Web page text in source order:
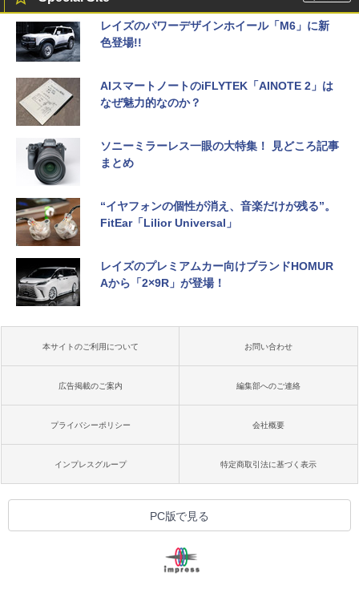
レイズのパワーデザインホイール「M6」に新
色登場!!
AIスマートノートのiFLYTEK「AINOTE 2」は
なぜ魅力的なのか？
ソニーミラーレス一眼の大特集！ 見どころ記事
まとめ
“イヤフォンの個性が消え、音楽だけが残る”。
FitEar「Lilior Universal」
レイズのプレミアムカー向けブランドHOMUR
Aから「2×9R」が登場！
本サイトのご利用について お問い合わせ
広告掲載のご案内 編集部へのご連絡
プライバシーポリシー 会社概要
インプレスグループ 特定商取引法に基づく表示
PC版で見る